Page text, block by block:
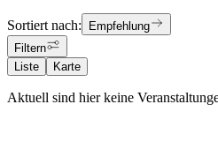
Sortiert nach:
Empfehlung
Filtern
Liste
Karte
Aktuell sind hier keine